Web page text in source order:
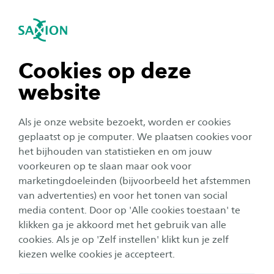
Cookies op deze
website
Als je onze website bezoekt, worden er cookies
geplaatst op je computer. We plaatsen cookies voor
het bijhouden van statistieken en om jouw
voorkeuren op te slaan maar ook voor
marketingdoeleinden (bijvoorbeeld het afstemmen
van advertenties) en voor het tonen van social
media content. Door op 'Alle cookies toestaan' te
klikken ga je akkoord met het gebruik van alle
cookies. Als je op 'Zelf instellen' klikt kun je zelf
kiezen welke cookies je accepteert.
Navigatie openen
tonen
tonen
tonen
tonen
sluiten
Toegepaste Psychologie
Subnavigatie tonen
Word expert in gedrag van
mensen bij de bachelor
Toegepaste Psychologie